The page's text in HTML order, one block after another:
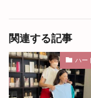
関連する記事
ハー